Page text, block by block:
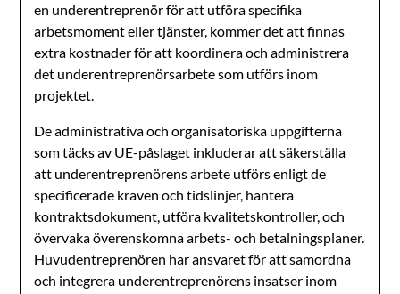
en underentreprenör för att utföra specifika
arbetsmoment eller tjänster, kommer det att finnas
extra kostnader för att koordinera och administrera
det underentreprenörsarbete som utförs inom
projektet.
De administrativa och organisatoriska uppgifterna
som täcks av UE-påslaget inkluderar att säkerställa
att underentreprenörens arbete utförs enligt de
specificerade kraven och tidslinjer, hantera
kontraktsdokument, utföra kvalitetskontroller, och
övervaka överenskomna arbets- och betalningsplaner.
Huvudentreprenören har ansvaret för att samordna
och integrera underentreprenörens insatser inom